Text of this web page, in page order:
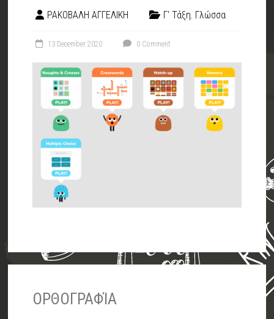
ΡΑΚΟΒΑΛΗ ΑΓΓΕΛΙΚΗ Γ' Τάξη, Γλώσσα
13 December 2020 0 Comment
ΟΡΘΟΓΡΑΦΊΑ